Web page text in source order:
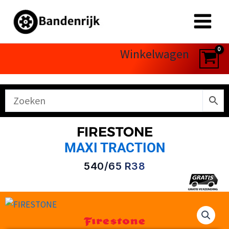
naar
Winkelwagen
FIRESTONE
MAXI TRACTION
540/65 R38